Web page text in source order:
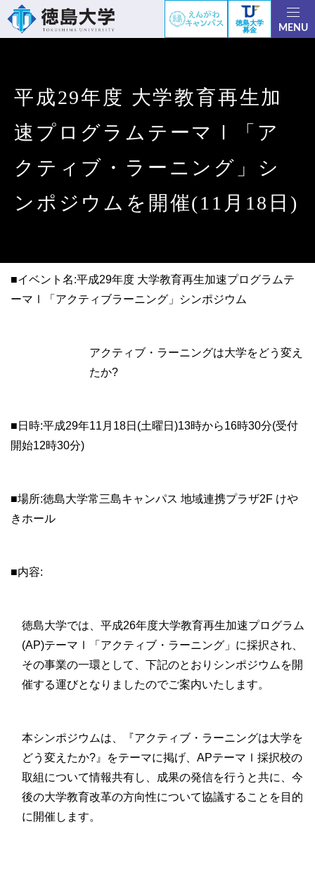
徳島大学
募金
MENU
平成29年度 大学教育再生加
速プログラムテーマⅠ「ア
クティブ・ラーニング」シ
ンポジウムを開催(11月18日)
■イベント名:平成29年度 大学教育再生加速プログラムテ
ーマⅠ「アクティブラーニング」シンポジウム
アクティブ・ラーニングは大学をどう変え
たか?
■日時:平成29年11月18日(土曜日)13時から16時30分(受付
開始12時30分)
■場所:徳島大学常三島キャンパス 地域連携プラザ2F けや
きホール
■内容:
徳島大学では、平成26年度大学教育再生加速プログラム
(AP)テーマⅠ「アクティブ・ラーニング」に採択され、
その事業の一環として、下記のとおりシンポジウムを開
催する運びとなりましたのでご案内いたします。
本シンポジウムは、『アクティブ・ラーニングは大学を
どう変えたか?』をテーマに掲げ、APテーマⅠ採択校の
取組について情報共有し、成果の発信を行うと共に、今
後の大学教育改革の方向性について協議することを目的
に開催します。